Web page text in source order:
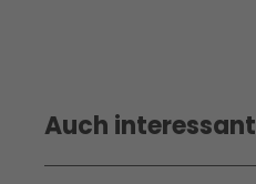
Auch interessant